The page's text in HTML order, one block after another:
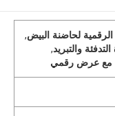
لحاضنة البيض,
والتبريد,
مع عرض رقمي